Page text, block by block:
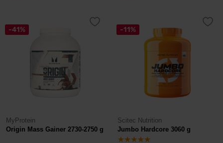
-41%
MyProtein
Origin Mass Gainer 2730-2750 g
-11%
Scitec Nutrition
Jumbo Hardcore 3060 g